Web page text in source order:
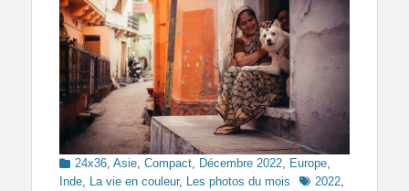
Categories
24x36 Asie Compact Décembre 2022 Europe
Inde
La vie en couleur, Les photos du mois Tags2022